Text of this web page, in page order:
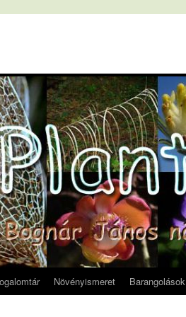
Növényismeret Barangolások